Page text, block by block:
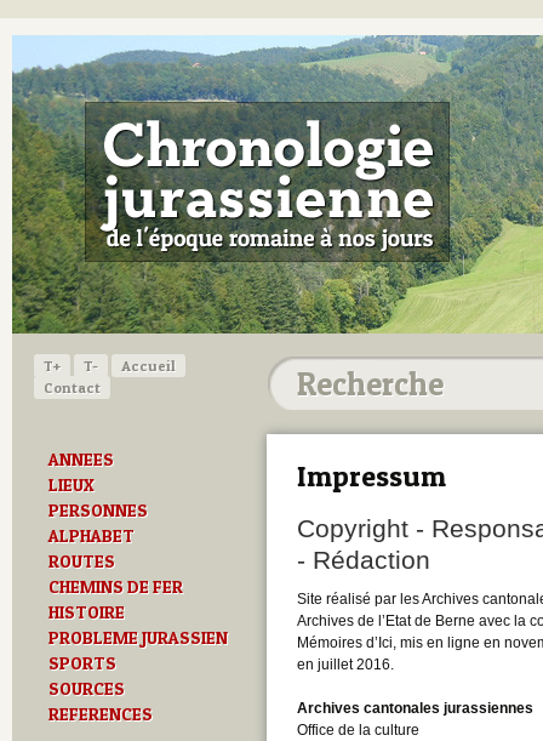
T+ T-
Accueil
Contact
ANNEES
LIEUX
PERSONNES
ALPHABET
ROUTES
CHEMINS DE FER
HISTOIRE
PROBLEME JURASSIEN
SPORTS
SOURCES
REFERENCES
Impressum
Copyright -
- Rédaction
Site réalisé par les Archives
Archives de l’Etat de Berne avec la
Mémoires d’Ici, mis en ligne en
en juillet 2016.
Archives cantonales jurassiennes
Office de la culture